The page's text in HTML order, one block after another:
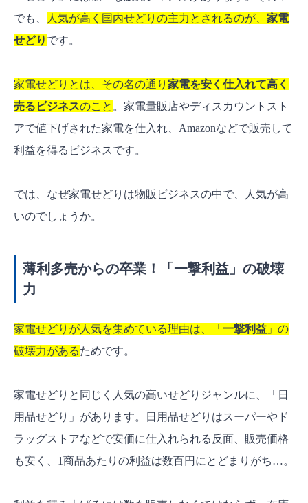
なぜ上級者は「店舗」から「電脳」へシフト
するのか
う解消するか？
よくある質問【FAQ】
Q1. 古物商許可証は必要ですか？
Q2. 店舗で買った商品をAmazonで「新品」と
Q3. 家電は単価が高いですが、資金はいくらく
らい必要ですか？
でも、
人気が高く国内せどりの主力とされるのが、 家電
せどり です。
家電せどりとは、その名の通り 家電を安く仕入れて高く
売るビジネスのこと 。家電量販店やディスカウントスト
アで値下げされた家電を仕入れ、Amazonなどで販売して
利益を得るビジネスです。
では、なぜ家電せどりは物販ビジネスの中で、人気が高
いのでしょうか。
薄利多売からの卒業！「一撃利益」の破壊
力
家電せどりが人気を集めている理由は、「 一撃利益 」の
破壊力があるためです。
家電せどりと同じく人気の高いせどりジャンルに、「日
用品せどり」があります。日用品せどりはスーパーやド
ラッグストアなどで安価に仕入れられる反面、販売価格
も安く、1商品あたりの利益は数百円にとどまりがち…。